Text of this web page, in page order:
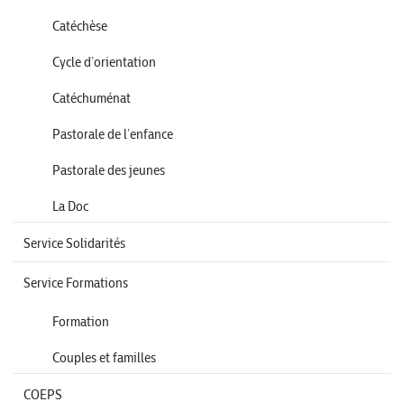
Catéchèse
Cycle d’orientation
Catéchuménat
Pastorale de l’enfance
Pastorale des jeunes
La Doc
Service Solidarités
Service Formations
Formation
Couples et familles
COEPS